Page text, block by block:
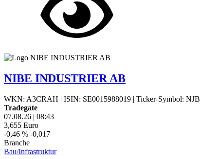
NIBE INDUSTRIER AB
WKN: A3CRAH | ISIN: SE0015988019 | Ticker-Symbol: NJB
Tradegate
07.08.26 | 08:43
3,655 Euro
-0,46 % -0,017
Branche
Bau/Infrastruktur